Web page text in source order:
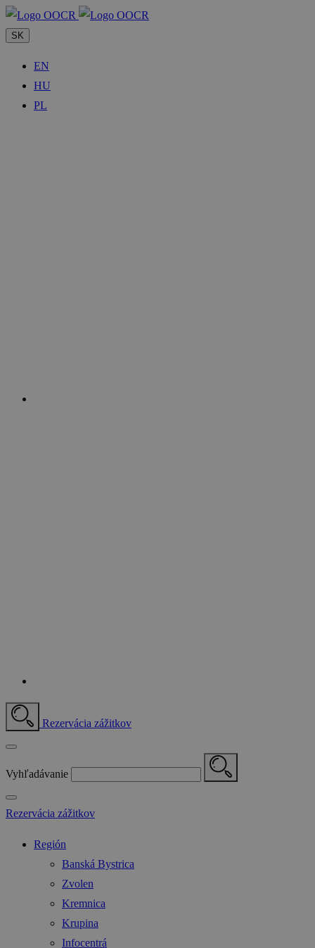
SK
EN
HU
PL
Rezervácia zážitkov
Vyhľadávanie
Rezervácia zážitkov
Región
Banská Bystrica
Zvolen
Kremnica
Krupina
Infocentrá